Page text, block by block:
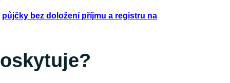
půjčky bez doložení příjmu a registru na